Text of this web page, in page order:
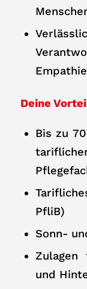
Deine
Bis zu
PfliB)
Sonn-
Zulagen
und